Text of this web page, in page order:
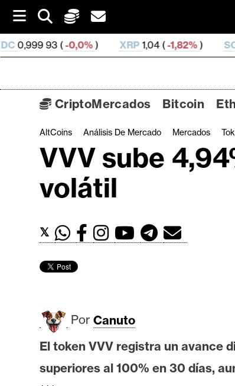
i
p
t
-0,0%) XRP1,04 ( -1,82%) SOL73,11 ( -
C
r
p
t
M
r
d
o
s
CriptoMercados Bitcoin
AltCoins Análisis De Mercado Mercados
VVV sube
volátil
𝕏
Por Canuto
El token VVV registra un avance
superiores al 100% en 30 días,